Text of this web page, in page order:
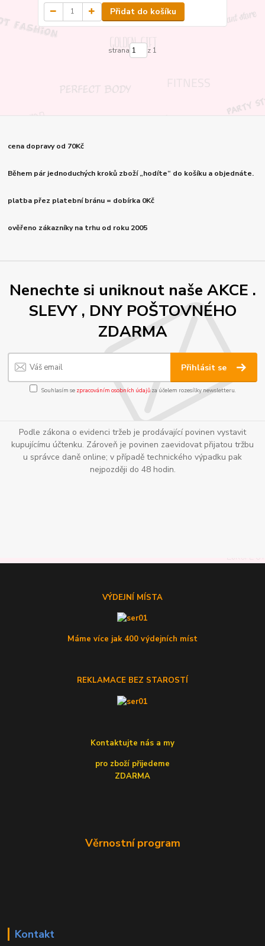
Přidat do košíku
strana z 1
cena dopravy od 70Kč
Během pár jednoduchých kroků zboží „hodíte“ do košíku a objednáte.
platba přez platební bránu = dobírka 0Kč
ověřeno zákazníky na trhu od roku 2005
Nenechte si uniknout naše AKCE .
SLEVY , DNY POŠTOVNÉHO
ZDARMA
Přihlásit se
Souhlasím se zpracováním osobních údajůza účelem rozesílky newsletteru.
Podle zákona o evidenci tržeb je prodávající povinen vystavit
kupujícímu účtenku. Zároveň je povinen zaevidovat přijatou tržbu
u správce daně online; v případě technického výpadku pak
nejpozději do 48 hodin.
VÝDEJNÍ MÍSTA
Máme více jak 400 výdejních míst
REKLAMACE BEZ STAROSTÍ
Kontaktujte nás a my
pro zboží přijedeme
ZDARMA
Věrnostní program
Kontakt